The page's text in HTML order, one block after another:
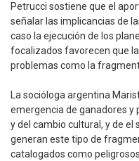
Petrucci sostiene que el
señalar las implicancias de
caso la ejecución de los
focalizados favorecen que
problemas como la
La socióloga argentina
emergencia de ganadores y
y del cambio cultural, y de el
generan este tipo de
catalogados como